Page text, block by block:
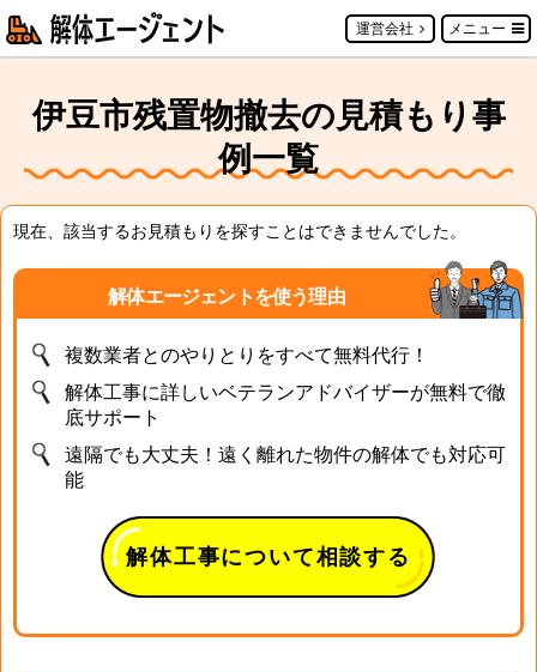
運営会社 メニュー
伊豆市残置物撤去の見積もり事
例一覧
現在、該当するお見積もりを探すことはできませんでした。
解体エージェントを使う理由
複数業者とのやりとりをすべて無料代行！
解体工事に詳しいベテランアドバイザーが無料で徹
底サポート
遠隔でも大丈夫！遠く離れた物件の解体でも対応可
能
解体工事について相談する